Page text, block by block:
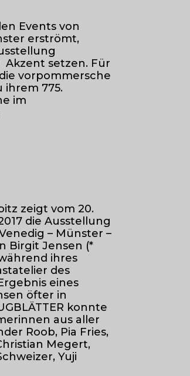
Events von
erströmt,
setzen. Für
vorpommersche
ihrem 775.
im
zeigt vom 20.
die Ausstellung
– Münster –
Birgit Jensen (*
ihres
des
eines
öfter in
konnte
aus aller
Roob, Pia Fries,
Megert,
Yuji